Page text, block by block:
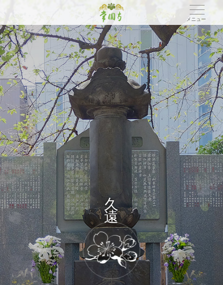
メニュー
遠